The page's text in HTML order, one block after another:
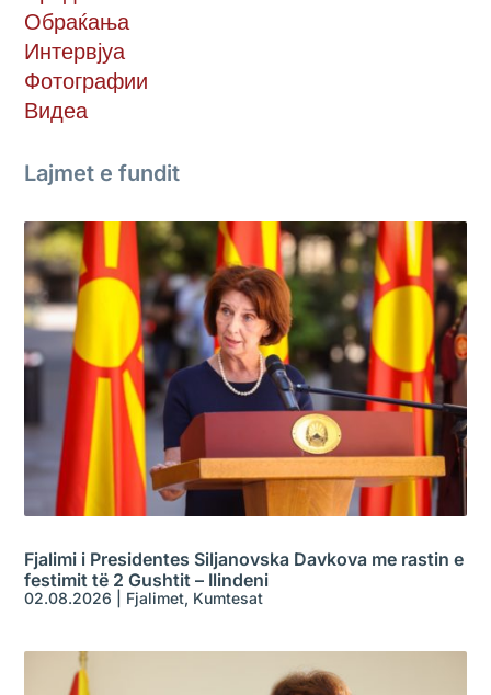
Обраќања
Интервјуа
Фотографии
Видеа
Lajmet e fundit
Fjalimi i Presidentes Siljanovska Davkova me rastin e
festimit të 2 Gushtit – Ilindeni
02.08.2026 Fjalimet, Kumtesat